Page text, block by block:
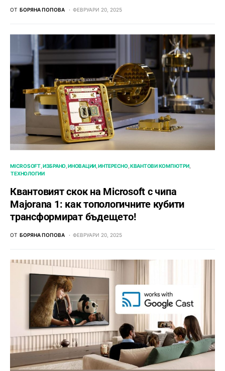
ОТ БОРЯНА ПОПОВА ФЕВРУАРИ 20, 2025
MICROSOFT ИЗБРАНО ИНОВАЦИИ ИНТЕРЕСНО КВАНТОВИ КОМПЮТРИ
ТЕХНОЛОГИИ
Квантовият скок на Microsoft с чипа
Majorana 1: как топологичните кубити
трансформират бъдещето!
ОТ БОРЯНА ПОПОВА ФЕВРУАРИ 20, 2025